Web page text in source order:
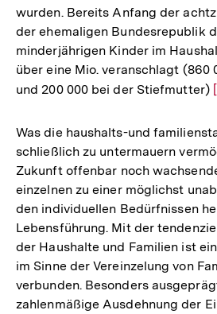
wurden. Bereits Anfang der
der ehemaligen Bundesrepublik
minderjährigen Kinder im
über eine Mio. veranschlagt (860
und 200 000 bei der Stiefmutter)
Was die haushalts-und
schließlich zu untermauern
Zukunft offenbar noch
einzelnen zu einer möglichst
den individuellen Bedürfnissen
Lebensführung. Mit der
der Haushalte und Familien ist
im Sinne der Vereinzelung von
verbunden. Besonders
zahlenmäßige Ausdehnung der